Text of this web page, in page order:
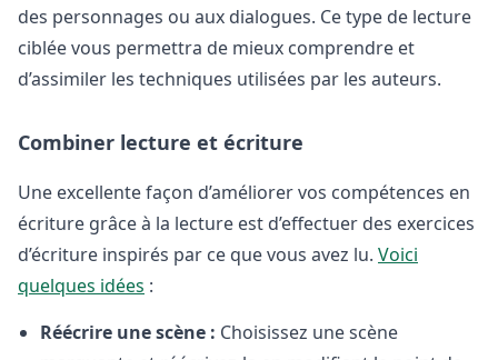
des personnages ou aux dialogues. Ce type de lecture
ciblée vous permettra de mieux comprendre et
d’assimiler les techniques utilisées par les auteurs.
Combiner lecture et écriture
Une excellente façon d’améliorer vos compétences en
écriture grâce à la lecture est d’effectuer des exercices
d’écriture inspirés par ce que vous avez lu. Voici
quelques idées :
Réécrire une scène : Choisissez une scène